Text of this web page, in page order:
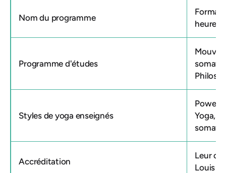
Nom du programme
heures
Programme d'études
Styles de yoga enseignés
Power
Yoga,
Accréditation
Leur
Louis